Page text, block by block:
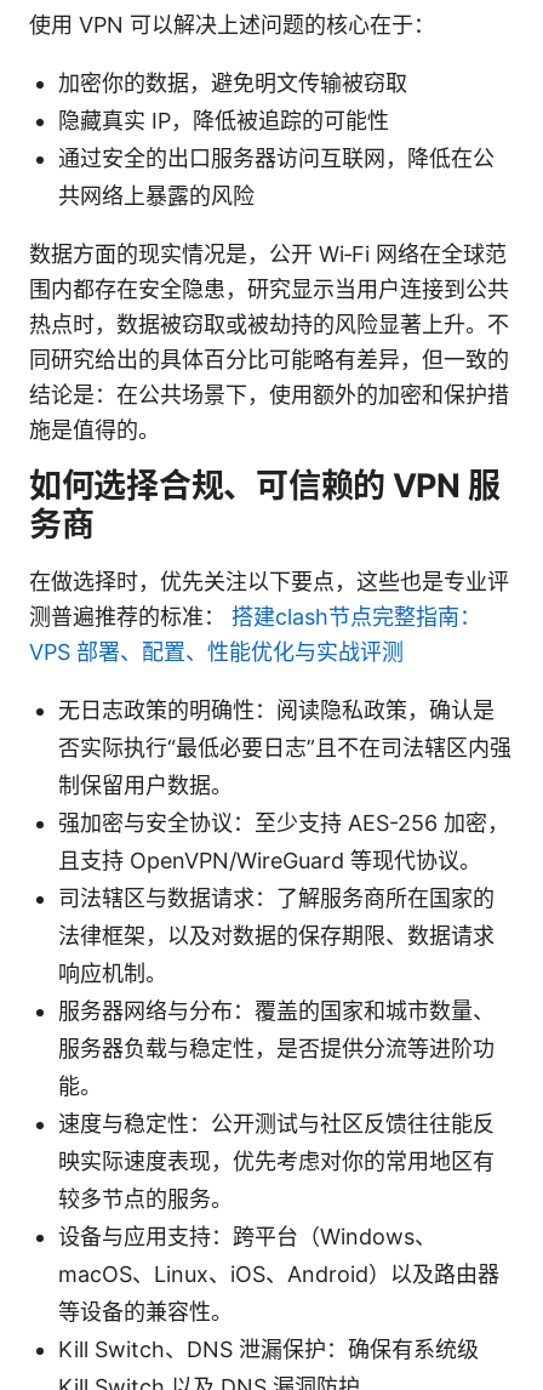
使用 VPN 可以解决上述问题的核心在于：
加密你的数据，避免明文传输被窃取
隐藏真实 IP，降低被追踪的可能性
通过安全的出口服务器访问互联网，降低在公
共网络上暴露的风险
数据方面的现实情况是，公开 Wi‑Fi 网络在全球范
围内都存在安全隐患，研究显示当用户连接到公共
热点时，数据被窃取或被劫持的风险显著上升。不
同研究给出的具体百分比可能略有差异，但一致的
结论是：在公共场景下，使用额外的加密和保护措
施是值得的。
如何选择合规、可信赖的 VPN 服
务商
在做选择时，优先关注以下要点，这些也是专业评
测普遍推荐的标准： 搭建clash节点完整指南：
VPS 部署、配置、性能优化与实战评测
无日志政策的明确性：阅读隐私政策，确认是
否实际执行“最低必要日志”且不在司法辖区内强
制保留用户数据。
强加密与安全协议：至少支持 AES-256 加密，
且支持 OpenVPN/WireGuard 等现代协议。
司法辖区与数据请求：了解服务商所在国家的
法律框架，以及对数据的保存期限、数据请求
响应机制。
服务器网络与分布：覆盖的国家和城市数量、
服务器负载与稳定性，是否提供分流等进阶功
能。
速度与稳定性：公开测试与社区反馈往往能反
映实际速度表现，优先考虑对你的常用地区有
较多节点的服务。
设备与应用支持：跨平台（Windows、
macOS、Linux、iOS、Android）以及路由器
等设备的兼容性。
Kill Switch、DNS 泄漏保护：确保有系统级